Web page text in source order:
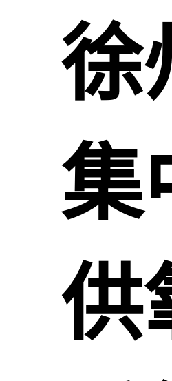
徐
集
供